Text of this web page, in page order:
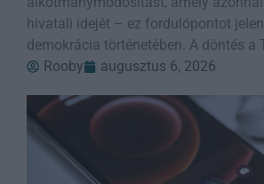
hivatali idejét – ez fordulópontot
demokrácia történetében. A döntés a
Rooby
augusztus 6, 2026